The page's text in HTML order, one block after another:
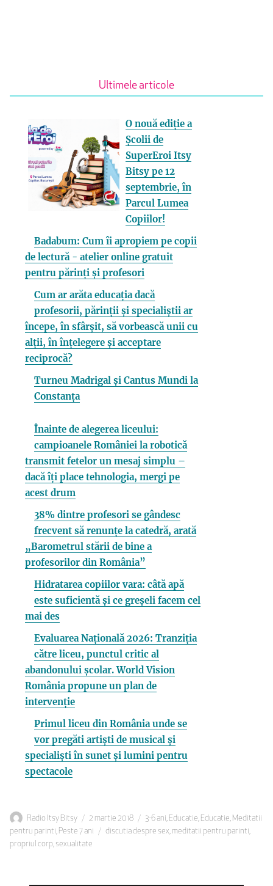
Ultimele articole
O nouă ediție a
Școlii de
SuperEroi Itsy
Bitsy pe 12
septembrie, în
Parcul Lumea
Copiilor!
Badabum: Cum îi apropiem pe copii
de lectură - atelier online gratuit
pentru părinți și profesori
Cum ar arăta educația dacă
profesorii, părinții și specialiștii ar
începe, în sfârșit, să vorbească unii cu
alții, în înțelegere și acceptare
reciprocă?
Turneu Madrigal și Cantus Mundi la
Constanța
Înainte de alegerea liceului:
campioanele României la robotică
transmit fetelor un mesaj simplu –
dacă îți place tehnologia, mergi pe
acest drum
38% dintre profesori se gândesc
frecvent să renunțe la catedră, arată
„Barometrul stării de bine a
profesorilor din România”
Hidratarea copiilor vara: câtă apă
este suficientă și ce greșeli facem cel
mai des
Evaluarea Națională 2026: Tranziția
către liceu, punctul critic al
abandonului școlar. World Vision
România propune un plan de
intervenție
Primul liceu din România unde se
vor pregăti artiști de musical și
specialiști în sunet și lumini pentru
spectacole
Autor
Radio Itsy Bitsy
Publicat
pe
2 martie 2018 Categorii
3-6 ani, Educatie, Educatie, Meditatii
pentru parinti, Peste 7 ani Etichete
discutia despre sex, meditatii pentru parinti,
propriul corp, sexualitate